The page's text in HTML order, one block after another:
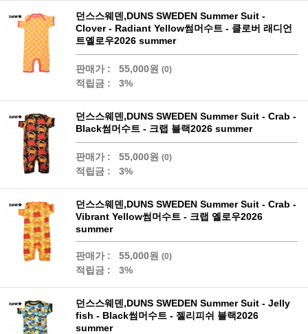
던스스웨덴,DUNS SWEDEN Summer Suit -
Clover - Radiant Yellow썸머수트 - 클로버 래디언
트옐로우2026 summer
판매가 : 55,000원 (0)
적립금 : 3%
던스스웨덴,DUNS SWEDEN Summer Suit - Crab -
Black썸머수트 - 크랩 블랙2026 summer
판매가 : 55,000원 (0)
적립금 : 3%
던스스웨덴,DUNS SWEDEN Summer Suit - Crab -
Vibrant Yellow썸머수트 - 크랩 옐로우2026
summer
판매가 : 55,000원 (0)
적립금 : 3%
던스스웨덴,DUNS SWEDEN Summer Suit - Jelly
fish - Black썸머수트 - 젤리피쉬 블랙2026
summer